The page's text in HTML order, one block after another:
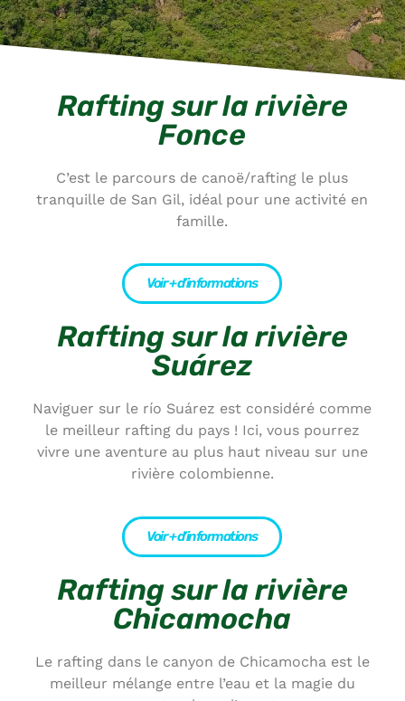
Rafting sur la rivière
Fonce
C’est le parcours de canoë/rafting le plus
tranquille de San Gil, idéal pour une activité en
famille.
Voir + d’informations
Rafting sur la rivière
Suárez
Naviguer sur le río Suárez est considéré comme
le meilleur rafting du pays ! Ici, vous pourrez
vivre une aventure au plus haut niveau sur une
rivière colombienne.
Voir + d’informations
Rafting sur la rivière
Chicamocha
Le rafting dans le canyon de Chicamocha est le
meilleur mélange entre l’eau et la magie du